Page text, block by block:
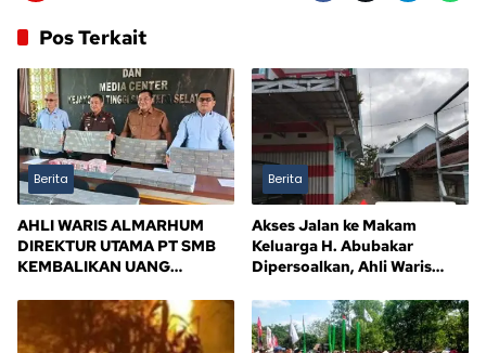
Pos Terkait
Berita
AHLI WARIS ALMARHUM
DIREKTUR UTAMA PT SMB
KEMBALIKAN UANG
MILIAR, SISA Rp116,7 MILIAR
Berita
Akses Jalan ke Makam
Keluarga H. Abubakar
Dipersoalkan, Ahli Waris